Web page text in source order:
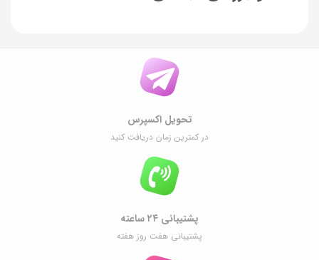
تحویل اکسپرس
در کمترین زمان دریافت کنید
پشتیبانی ۲۴ ساعته
پشتیبانی هفت روز هفته